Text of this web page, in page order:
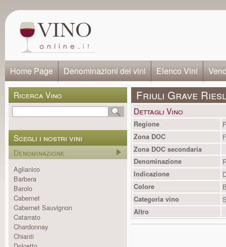
Home Page Denominazioni dei vini Elenco Vini
Ricerca Vino
Scegli i nostri vini
Denominazione
Aglianico
Barbera
Barolo
Cabernet
Cabernet Sauvignon
Catarrato
Chardonnay
Chianti
Friuli Grave
Dettagli Vino
Regione
Zona DOC
Zona DOC secondaria
Denominazione
Indicazione
Colore
Categoria vino
Altro